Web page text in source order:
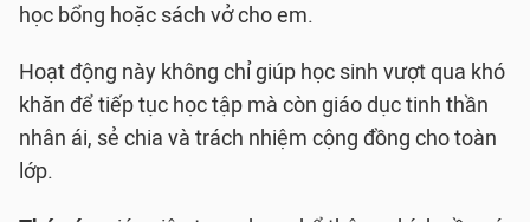
học bổng hoặc sách vở cho em.
Hoạt động này không chỉ giúp học sinh vượt qua khó
khăn để tiếp tục học tập mà còn giáo dục tinh thần
nhân ái, sẻ chia và trách nhiệm cộng đồng cho toàn
lớp.